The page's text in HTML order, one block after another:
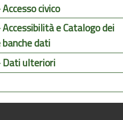
civico
e Catalogo dei
dati
ulteriori